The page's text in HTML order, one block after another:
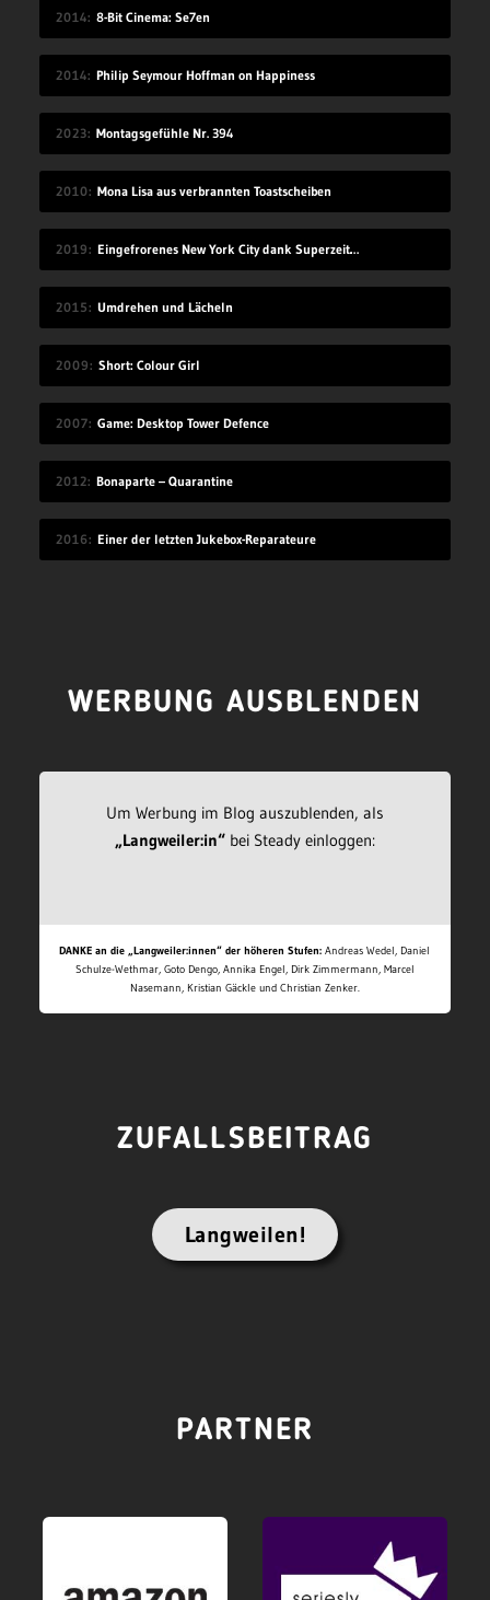
2014 8-Bit Cinema: Se7en
2014 Philip Seymour Hoffman on Happiness
2023 Montagsgefühle Nr. 394
2010 Mona Lisa aus verbrannten Toastscheiben
2019 Eingefrorenes New York City dank Superzeitlupe
2015 Umdrehen und Lächeln
2009 Short: Colour Girl
2007 Game: Desktop Tower Defence
2012 Bonaparte – Quarantine
2016 Einer der letzten Jukebox-Reparateure
WERBUNG AUSBLENDEN
Um Werbung im Blog auszublenden, als
„Langweiler:in“bei Steady einloggen:
DANKE an die „Langweiler:innen“ der höheren Stufen: Andreas Wedel, Daniel
Schulze-Wethmar, Goto Dengo, Annika Engel, Dirk Zimmermann, Marcel
Nasemann, Kristian Gäckle und Christian Zenker.
ZUFALLSBEITRAG
Langweilen!
PARTNER